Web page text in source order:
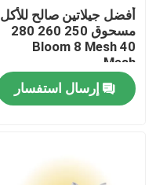
جولة في المصنع
مراقبة الجودة
اتصل بنا
أفضل جيلاتين صالح للأكل
مسحوق 250 260 280
Bloom 8 Mesh 40
Mesh
إرسال استفسار